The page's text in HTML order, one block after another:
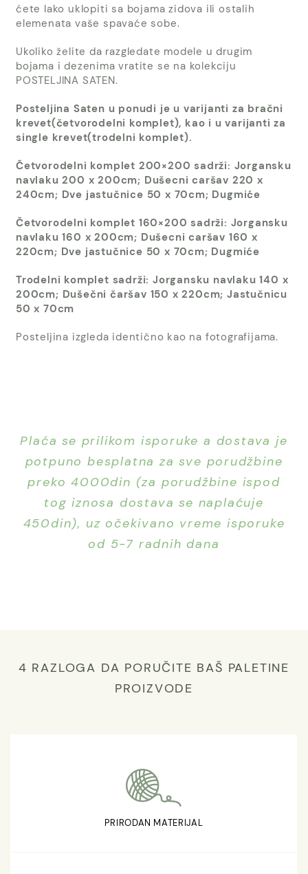
ćete lako uklopiti sa bojama zidova ili ostalih
elemenata vaše spavaće sobe.
Ukoliko želite da razgledate modele u drugim
bojama i dezenima vratite se na kolekciju
POSTELJINA SATEN.
Posteljina Saten u ponudi je u varijanti za bračni
krevet(četvorodelni komplet), kao i u varijanti za
single krevet(trodelni komplet).
Četvorodelni komplet 200×200 sadrži: Jorgansku
navlaku 200 x 200cm; Dušecni caršav 220 x
240cm; Dve jastučnice 50 x 70cm; Dugmiće
Četvorodelni komplet 160×200 sadrži: Jorgansku
navlaku 160 x 200cm; Dušecni caršav 160 x
220cm; Dve jastučnice 50 x 70cm; Dugmiće
Trodelni komplet sadrži: Jorgansku navlaku 140 x
200cm; Dušečni čaršav 150 x 220cm; Jastučnicu
50 x 70cm
Posteljina izgleda identično kao na fotografijama.
Plaća se prilikom isporuke a dostava je
potpuno besplatna za sve porudžbine
preko 4000din (za porudžbine ispod
tog iznosa dostava se naplaćuje
450din), uz očekivano vreme isporuke
od 5-7 radnih dana
4 RAZLOGA DA PORUČITE BAŠ PALETINE
PROIZVODE
PRIRODAN MATERIJAL